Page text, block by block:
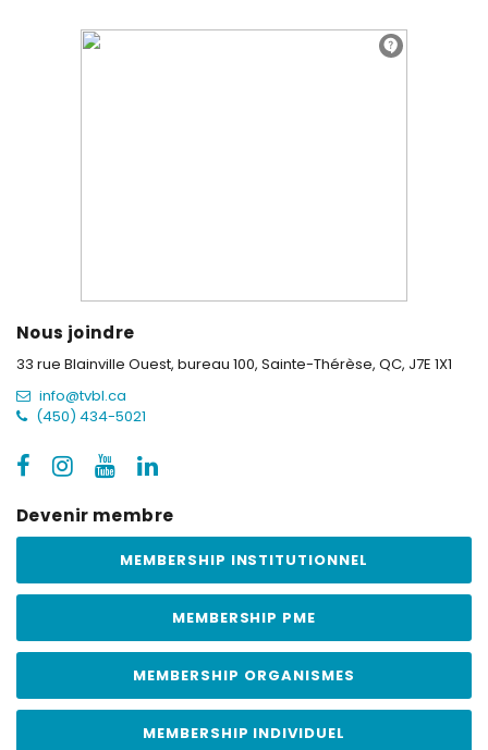
Nous joindre
33 rue Blainville Ouest, bureau 100, Sainte-Thérèse, QC, J7E 1X1
info@tvbl.ca
(450) 434-5021
Devenir membre
MEMBERSHIP INSTITUTIONNEL
MEMBERSHIP PME
MEMBERSHIP ORGANISMES
MEMBERSHIP INDIVIDUEL